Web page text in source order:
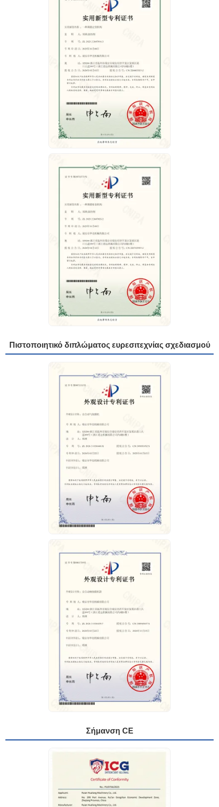
Πιστοποιητικό διπλώματος ευρεσιτεχνίας σχεδιασμού
Σήμανση CE